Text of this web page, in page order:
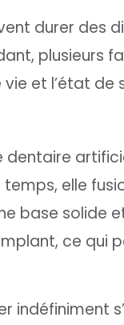
durer des
plusieurs
et l’état de
elle
base solide
ce
indéfiniment